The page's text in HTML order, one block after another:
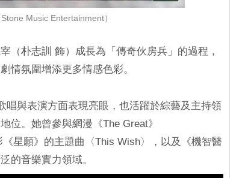
Music Entertainment）
（朴志訓 飾）成長為「傳奇伙房兵」的過程，
情氛圍增添更多情感色彩。
唱與表演方面表現亮眼，也活躍於綜藝及主持領
位。她曾參與網漫《The Great》
星願》的主題曲〈This Wish〉，以及《機智醫
的音樂實力領域。